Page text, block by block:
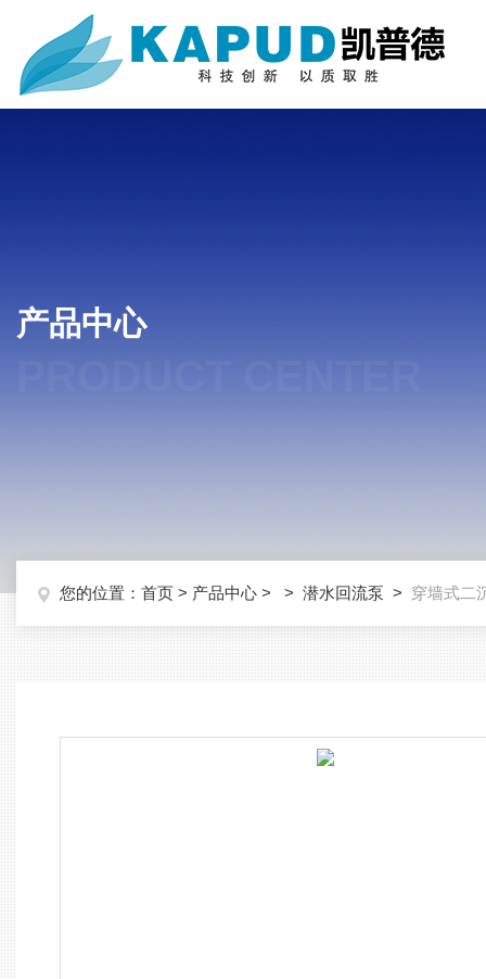
产品中心
您的位置： 首页 > 产品中心 > > 潜水回流泵 > 穿墙式二